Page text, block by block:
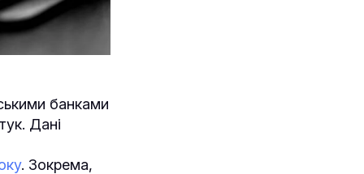
банками
Дані
. Зокрема,